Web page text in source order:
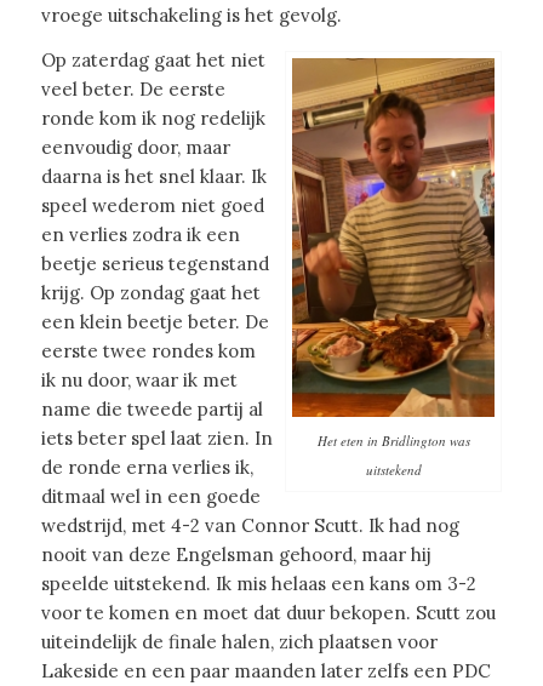
vroege uitschakeling is het gevolg.
Het eten in Bridlington was
uitstekend
Op zaterdag gaat het niet
veel beter. De eerste
ronde kom ik nog redelijk
eenvoudig door, maar
daarna is het snel klaar. Ik
speel wederom niet goed
en verlies zodra ik een
beetje serieus tegenstand
krijg. Op zondag gaat het
een klein beetje beter. De
eerste twee rondes kom
ik nu door, waar ik met
name die tweede partij al
iets beter spel laat zien. In
de ronde erna verlies ik,
ditmaal wel in een goede
wedstrijd, met 4-2 van Connor Scutt. Ik had nog
nooit van deze Engelsman gehoord, maar hij
speelde uitstekend. Ik mis helaas een kans om 3-2
voor te komen en moet dat duur bekopen. Scutt zou
uiteindelijk de finale halen, zich plaatsen voor
Lakeside en een paar maanden later zelfs een PDC